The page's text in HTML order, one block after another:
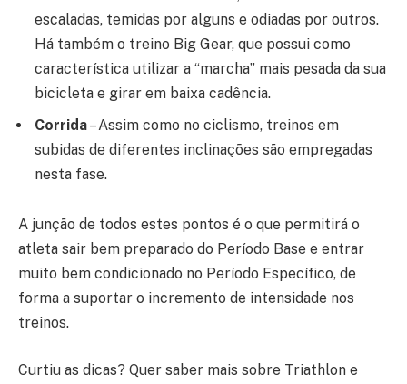
escaladas, temidas por alguns e odiadas por outros.
Há também o treino Big Gear, que possui como
característica utilizar a “marcha” mais pesada da sua
bicicleta e girar em baixa cadência.
Corrida– Assim como no ciclismo, treinos em
subidas de diferentes inclinações são empregadas
nesta fase.
A junção de todos estes pontos é o que permitirá o
atleta sair bem preparado do Período Base e entrar
muito bem condicionado no Período Específico, de
forma a suportar o incremento de intensidade nos
treinos.
Curtiu as dicas? Quer saber mais sobre Triathlon e